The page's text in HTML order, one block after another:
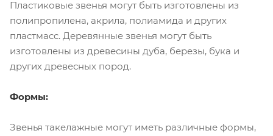
Пластиковые звенья могут быть изготовлены из
полипропилена, акрила, полиамида и других
пластмасс. Деревянные звенья могут быть
изготовлены из древесины дуба, березы, бука и
других древесных пород.
Формы:
Звенья такелажные могут иметь различные формы,